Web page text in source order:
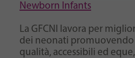
Newborn Infants
La GFCNI lavora per
dei neonati promuovendo
qualità, accessibili ed